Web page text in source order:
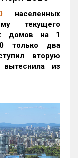
населенных
текущего
домов на 1
только два
вторую
вытеснила из